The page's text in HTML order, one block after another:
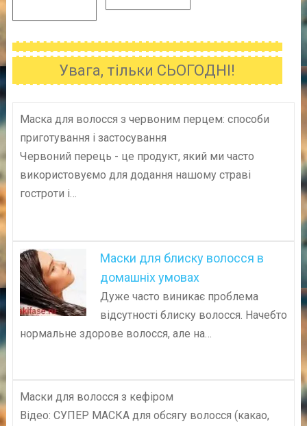
Увага, тільки СЬОГОДНІ!
Маска для волосся з червоним перцем: способи
приготування і застосування
Червоний перець - це продукт, який ми часто
використовуємо для додання нашому страві
гостроти і…
Маски для блиску волосся в
домашніх умовах
Дуже часто виникає проблема
відсутності блиску волосся. Начебто
нормальне здорове волосся, але на…
Маски для волосся з кефіром
Відео: СУПЕР МАСКА для обсягу волосся (какао,